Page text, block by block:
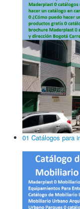
01 Catálogos para